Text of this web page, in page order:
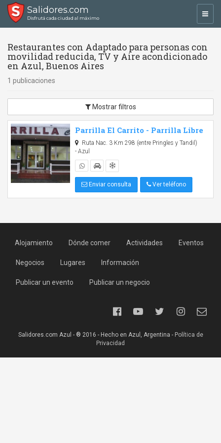
Salidores.com
Disfrutá cada ciudad al máximo
Restaurantes con Adaptado para personas con
movilidad reducida, TV y Aire acondicionado
en Azul, Buenos Aires
1 publicaciones
Mostrar filtros
Parrilla El Carrito - Parrilla Libre
Ruta Nac. 3 Km 298 (entre Pringles y Tandil)
- Azul
Enviar consulta Ver teléfono
Alojamiento Dónde comer Actividades Eventos
Negocios Lugares Información
Publicar un evento Publicar un negocio
Salidores.com Azul - ® 2016 - Hecho en Azul, Argentina - Política de
Privacidad